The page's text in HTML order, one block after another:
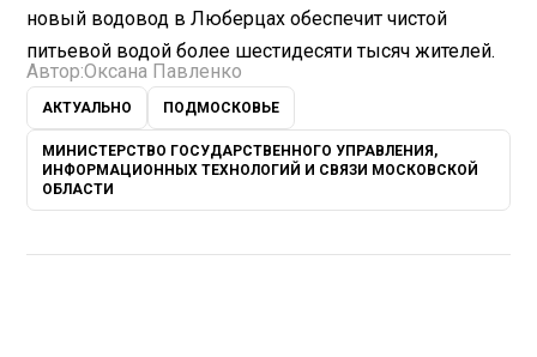
новый водовод в Люберцах обеспечит чистой
питьевой водой более шестидесяти тысяч жителей.
Автор:Оксана Павленко
АКТУАЛЬНО ПОДМОСКОВЬЕ
МИНИСТЕРСТВО ГОСУДАРСТВЕННОГО УПРАВЛЕНИЯ,
ИНФОРМАЦИОННЫХ ТЕХНОЛОГИЙ И СВЯЗИ МОСКОВСКОЙ
ОБЛАСТИ